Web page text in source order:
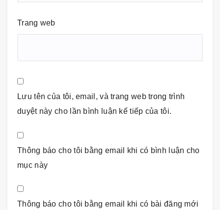
Trang web
Lưu tên của tôi, email, và trang web trong trình
duyệt này cho lần bình luận kế tiếp của tôi.
Thông báo cho tôi bằng email khi có bình luận cho
mục này
Thông báo cho tôi bằng email khi có bài đăng mới